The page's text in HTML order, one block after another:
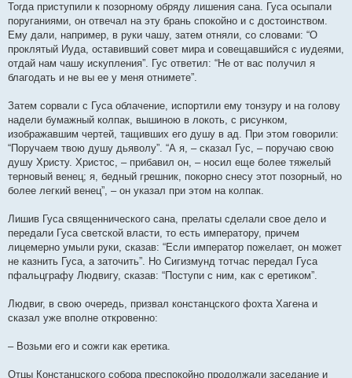
Тогда приступили к позорному обряду лишения сана. Гуса осыпали
поруганиями, он отвечал на эту брань спокойно и с достоинством.
Ему дали, например, в руки чашу, затем отняли, со словами: “О
проклятый Иуда, оставивший совет мира и совещавшийся с иудеями,
отдай нам чашу искупления”. Гус ответил: “Не от вас получил я
благодать и не вы ее у меня отнимете”.
Затем сорвали с Гуса облачение, испортили ему тонзуру и на голову
надели бумажный колпак, вышиною в локоть, с рисунком,
изображавшим чертей, тащивших его душу в ад. При этом говорили:
“Поручаем твою душу дьяволу”. “А я, – сказал Гус, – поручаю свою
душу Христу. Христос, – прибавил он, – носил еще более тяжелый
терновый венец; я, бедный грешник, покорно снесу этот позорный, но
более легкий венец”, – он указал при этом на колпак.
Лишив Гуса священнического сана, прелаты сделали свое дело и
передали Гуса светской власти, то есть императору, причем
лицемерно умыли руки, сказав: “Если император пожелает, он может
не казнить Гуса, а заточить”. Но Сигизмунд тотчас передал Гуса
пфальцграфу Людвигу, сказав: “Поступи с ним, как с еретиком”.
Людвиг, в свою очередь, призвал констанцского фохта Хагена и
сказал уже вполне откровенно:
– Возьми его и сожги как еретика.
Отцы Констанцского собора преспокойно продолжали заседание и